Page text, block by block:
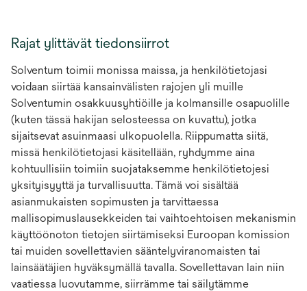
Rajat ylittävät tiedonsiirrot
Solventum toimii monissa maissa, ja henkilötietojasi
voidaan siirtää kansainvälisten rajojen yli muille
Solventumin osakkuusyhtiöille ja kolmansille osapuolille
(kuten tässä hakijan selosteessa on kuvattu), jotka
sijaitsevat asuinmaasi ulkopuolella. Riippumatta siitä,
missä henkilötietojasi käsitellään, ryhdymme aina
kohtuullisiin toimiin suojataksemme henkilötietojesi
yksityisyyttä ja turvallisuutta. Tämä voi sisältää
asianmukaisten sopimusten ja tarvittaessa
mallisopimuslausekkeiden tai vaihtoehtoisen mekanismin
käyttöönoton tietojen siirtämiseksi Euroopan komission
tai muiden sovellettavien sääntelyviranomaisten tai
lainsäätäjien hyväksymällä tavalla. Sovellettavan lain niin
vaatiessa luovutamme, siirrämme tai säilytämme